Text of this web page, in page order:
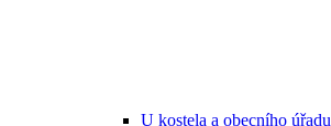
U kostela a obecního úřadu